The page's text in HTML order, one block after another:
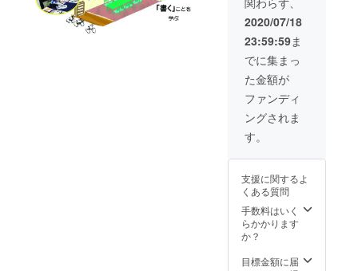
きで
『あり
がと
う』と
書き添
えてい
ますの
で お
手元に
届いた
写真と
異なる
場合が
ござい
ます。
ミニ掛
け軸を
製作。
・ミ
ニ掛
軸 サ
イズ：
約11㎝×
約４㎝
素
竹ひ
ご、麻
紐 ・ス
タン
ド
サイ
約３㎝
めぼ
れ」
合分
甘み・
もっち
り感が
おいし
いお米
の『ひ
のお米
に、だ
し醤油
をかけ
た卵か
けご飯
す。 お
券です
3500円
分チ
ケッ
ト
⇒
3000
円 約
15％OF
F みら
のルー
ル ・
発行よ
り１年
間有効
です
清算で
ること
で、新
型コロ
ナウィ
ルスの
影響に
より苦
境に立
つ店舗
を応援
式のチ
です。
店舗の
営業再
開時以
降に象
教室 2F
2020/07/18
23:59:59ま
でに集まっ
た金額が
ファンディ
ングされま
す。
支援に関するよ
くある質問
手数料はいく
らかかります
か？
目標金額に届